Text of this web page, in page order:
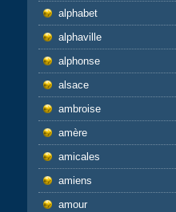
alphabet
alphaville
alphonse
alsace
ambroise
amère
amicales
amiens
amour